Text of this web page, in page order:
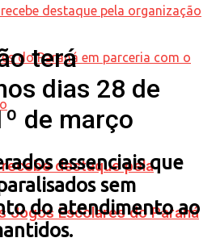
destaque pela
Jogos Escolares do Paraná
terá
dias 28 de
de março
essenciais que
sem
do atendimento ao